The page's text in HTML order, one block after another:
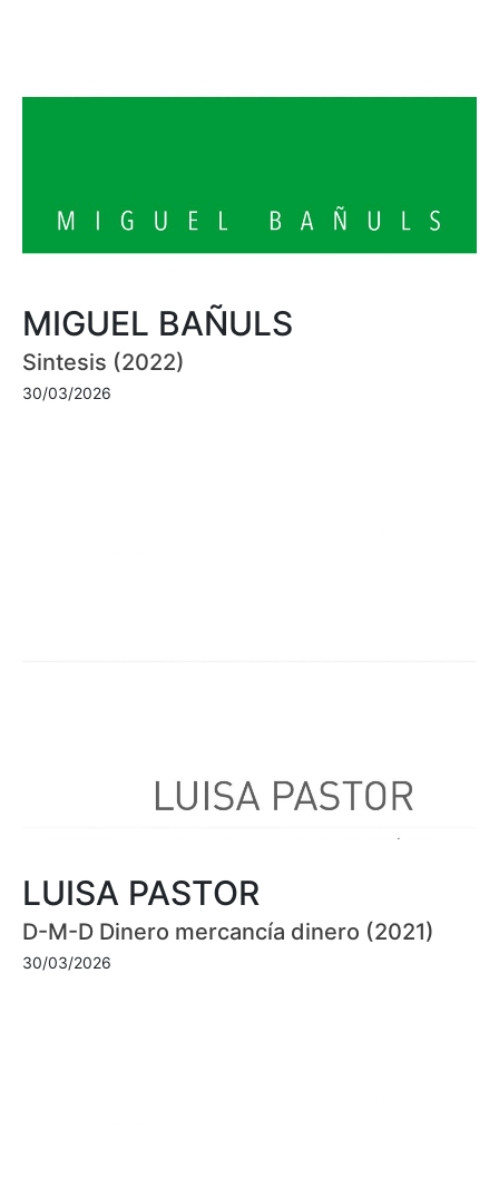
MIGUEL BAÑULS
Sintesis (2022)
30/03/2026
LUISA PASTOR
D-M-D Dinero mercancía dinero (2021)
30/03/2026